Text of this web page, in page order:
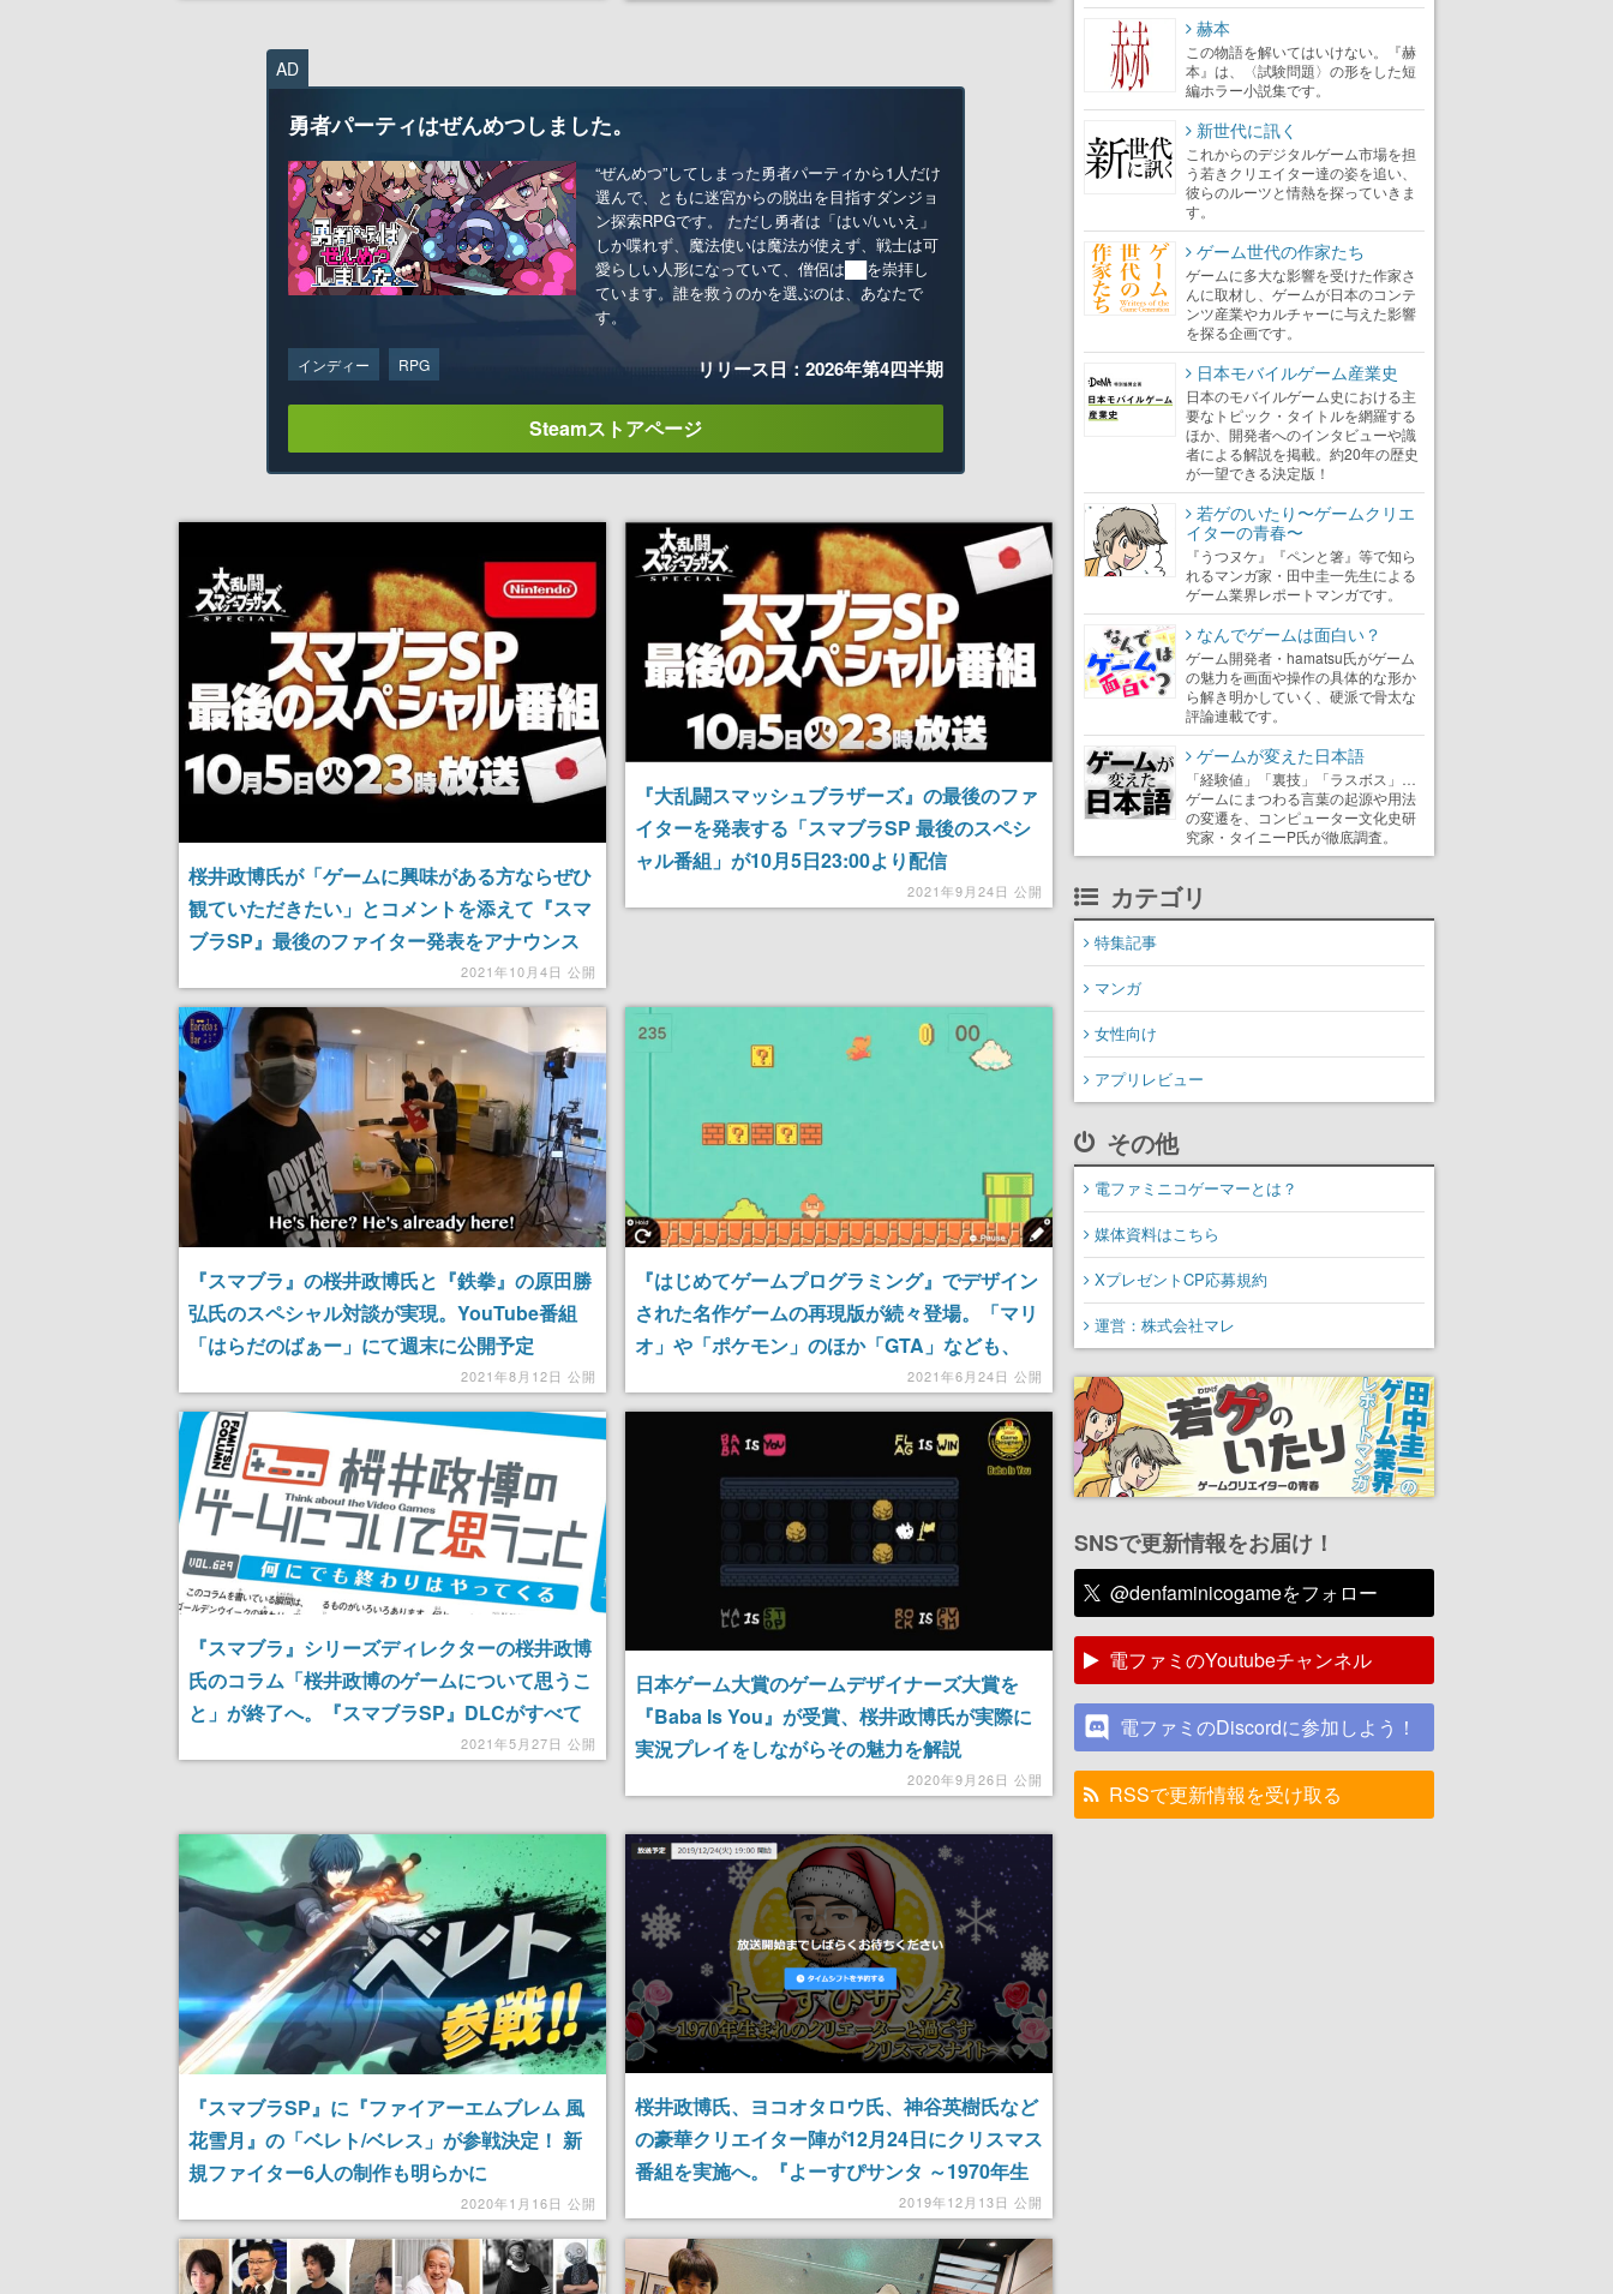
AD
勇者パーティはぜんめつしました。
“ぜんめつ”してしまった勇者パーティから1人だけ
選んで、ともに迷宮からの脱出を目指すダンジョ
ン探索RPGです。 ただし勇者は「はい/いいえ」
しか喋れず、魔法使いは魔法が使えず、戦士は可
愛らしい人形になっていて、僧侶は██を崇拝し
ています。誰を救うのかを選ぶのは、あなたで
す。
インディー RPG リリース日：2026年第4四半期
Steamストアページ
桜井政博氏が「ゲームに興味がある方ならぜひ
観ていただきたい」とコメントを添えて『スマ
ブラSP』最後のファイター発表をアナウンス
2021年10月4日 公開
『大乱闘スマッシュブラザーズ』の最後のファ
イターを発表する「スマブラSP 最後のスペシ
ャル番組」が10月5日23:00より配信
2021年9月24日 公開
『スマブラ』の桜井政博氏と『鉄拳』の原田勝
弘氏のスペシャル対談が実現。YouTube番組
「はらだのばぁー」にて週末に公開予定
2021年8月12日 公開
『はじめてゲームプログラミング』でデザイン
された名作ゲームの再現版が続々登場。「マリ
オ」や「ポケモン」のほか「GTA」なども、
「スマブラ」シリーズの生みの親の桜井政博氏
も試作のデモ映像を発表
2021年6月24日 公開
『スマブラ』シリーズディレクターの桜井政博
氏のコラム「桜井政博のゲームについて思うこ
と」が終了へ。『スマブラSP』DLCがすべて
2021年5月27日 公開
日本ゲーム大賞のゲームデザイナーズ大賞を
『Baba Is You』が受賞、桜井政博氏が実際に
実況プレイをしながらその魅力を解説
2020年9月26日 公開
『スマブラSP』に『ファイアーエムブレム 風
花雪月』の「ベレト/ベレス」が参戦決定！ 新
規ファイター6人の制作も明らかに
2020年1月16日 公開
桜井政博氏、ヨコオタロウ氏、神谷英樹氏など
の豪華クリエイター陣が12月24日にクリスマス
番組を実施へ。『よーすぴサンタ ～1970年生
まれのクリエーターと過ごすクリスマスナイト
～』配信予定
2019年12月13日 公開
赫本
この物語を解いてはいけない。『赫
本』は、〈試験問題〉の形をした短
編ホラー小説集です。
新世代に訊く
これからのデジタルゲーム市場を担
う若きクリエイター達の姿を追い、
彼らのルーツと情熱を探っていきま
す。
ゲーム世代の作家たち
ゲームに多大な影響を受けた作家さ
んに取材し、ゲームが日本のコンテ
ンツ産業やカルチャーに与えた影響
を探る企画です。
日本モバイルゲーム産業史
日本のモバイルゲーム史における主
要なトピック・タイトルを網羅する
ほか、開発者へのインタビューや識
者による解説を掲載。約20年の歴史
が一望できる決定版！
若ゲのいたり〜ゲームクリエ
イターの青春〜
『うつヌケ』『ペンと箸』等で知ら
れるマンガ家・田中圭一先生による
ゲーム業界レポートマンガです。
なんでゲームは面白い？
ゲーム開発者・hamatsu氏がゲーム
の魅力を画面や操作の具体的な形か
ら解き明かしていく、硬派で骨太な
評論連載です。
ゲームが変えた日本語
「経験値」「裏技」「ラスボス」…
ゲームにまつわる言葉の起源や用法
の変遷を、コンピューター文化史研
究家・タイニーP氏が徹底調査。
カテゴリ
特集記事
マンガ
女性向け
アプリレビュー
その他
電ファミニコゲーマーとは？
媒体資料はこちら
XプレゼントCP応募規約
運営：株式会社マレ
SNSで更新情報をお届け！
@denfaminicogameをフォロー
電ファミのYoutubeチャンネル
電ファミのDiscordに参加しよう！
RSSで更新情報を受け取る